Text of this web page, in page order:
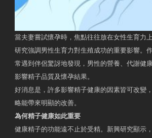
當夫妻嘗試懷孕時，焦點往往放在女性生育力
研究強調男性生育力對生殖成功的重要影響。
常遇到伴侶驚訝地發現，男性的營養、代謝健
影響精子品質及懷孕結果。
好消息是，許多影響精子健康的因素皆可改變
略能帶來明顯的改善。
為何精子健康如此重要
健康精子的功能遠不止於受精。新興研究顯示